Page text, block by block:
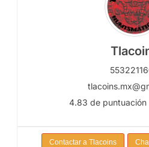
4.83 de puntuación
Contactar a Tlacoins